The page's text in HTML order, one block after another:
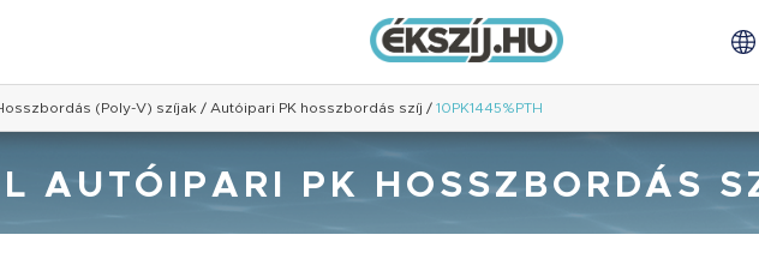
(Poly-V) szíjak / Autóipari PK hosszbordás szíj / 10PK1445%PTH
AUTÓIPARI PK HOSSZBORDÁS